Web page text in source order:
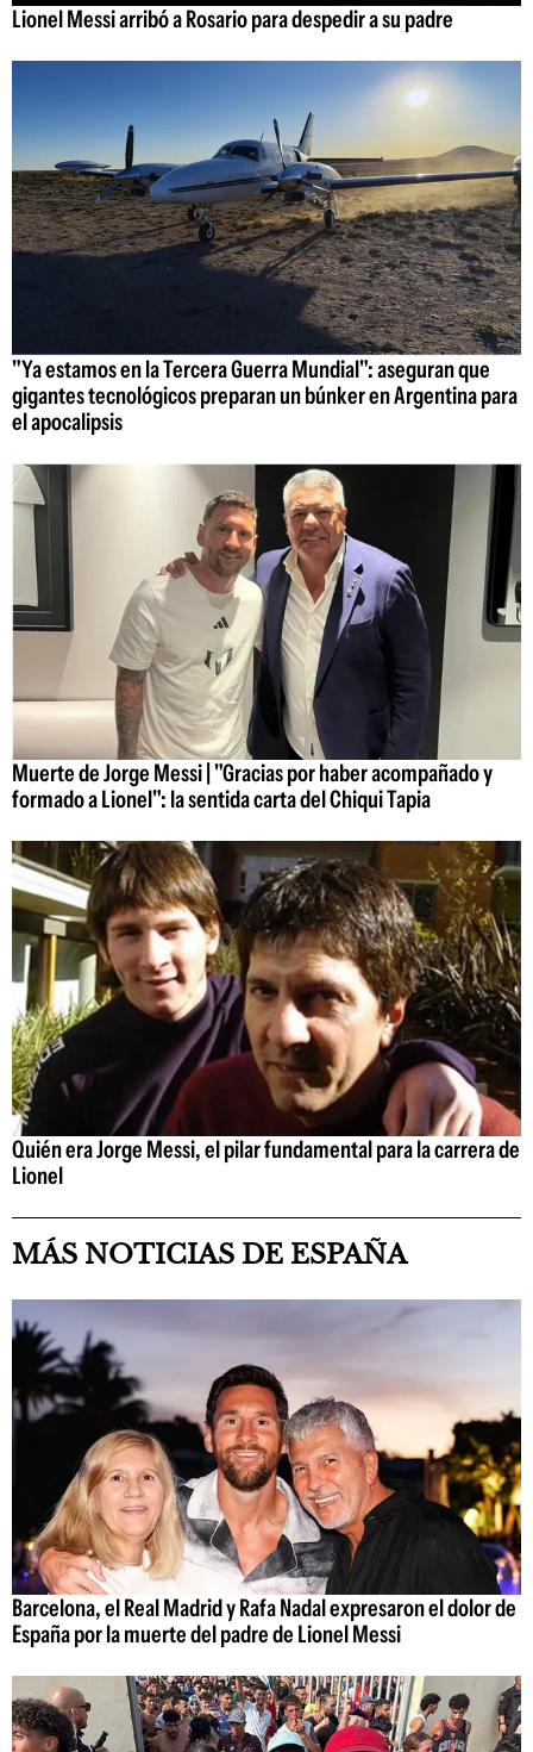
Lionel Messi arribó a Rosario para despedir a su padre
"Ya estamos en la Tercera Guerra Mundial": aseguran que
gigantes tecnológicos preparan un búnker en Argentina para
el apocalipsis
Muerte de Jorge Messi | "Gracias por haber acompañado y
formado a Lionel": la sentida carta del Chiqui Tapia
Quién era Jorge Messi, el pilar fundamental para la carrera de
Lionel
MÁS NOTICIAS DE ESPAÑA
Barcelona, el Real Madrid y Rafa Nadal expresaron el dolor de
España por la muerte del padre de Lionel Messi